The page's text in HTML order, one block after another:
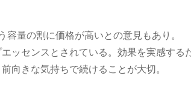
量の割に価格が高いとの意見もあり。
ッセンスとされている。効果を実感する
向きな気持ちで続けることが大切。